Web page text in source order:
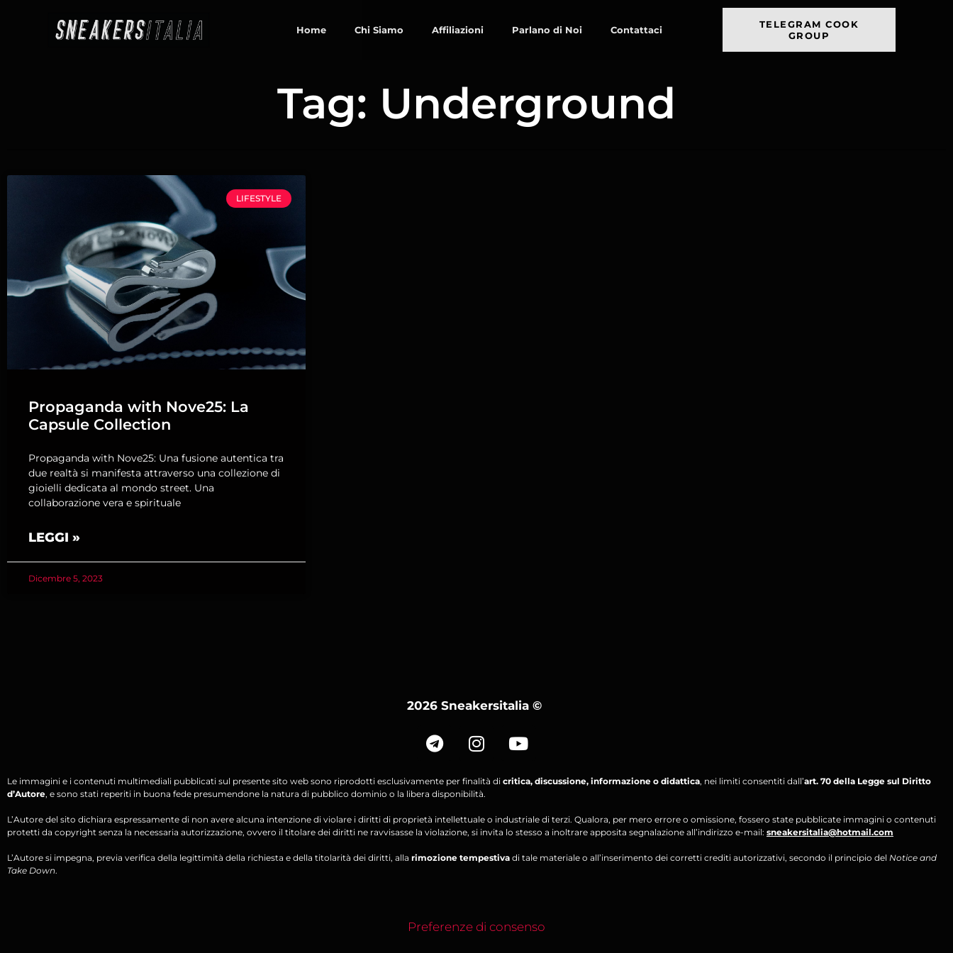
Home Chi Siamo Affiliazioni Parlano di Noi Contattaci
TELEGRAM COOK
GROUP
Tag: Underground
LIFESTYLE
Propaganda with Nove25: La
Capsule Collection
Propaganda with Nove25: Una fusione autentica tra
due realtà si manifesta attraverso una collezione di
gioielli dedicata al mondo street. Una
collaborazione vera e spirituale
LEGGI »
Dicembre 5, 2023
2026 Sneakersitalia©
Le immagini e i contenuti multimediali pubblicati sul presente sito web sono riprodotti esclusivamente per finalità di critica, discussione, informazione o didattica, nei limiti consentiti dall’art. 70 della Legge sul Diritto
d’Autore, e sono stati reperiti in buona fede presumendone la natura di pubblico dominio o la libera disponibilità.
L’Autore del sito dichiara espressamente di non avere alcuna intenzione di violare i diritti di proprietà intellettuale o industriale di terzi. Qualora, per mero errore o omissione, fossero state pubblicate immagini o contenuti
protetti da copyright senza la necessaria autorizzazione, ovvero il titolare dei diritti ne ravvisasse la violazione, si invita lo stesso a inoltrare apposita segnalazione all’indirizzo e-mail: sneakersitalia@hotmail.com
L’Autore si impegna, previa verifica della legittimità della richiesta e della titolarità dei diritti, alla rimozione tempestiva di tale materiale o all’inserimento dei corretti crediti autorizzativi, secondo il principio del Notice and
Take Down.
Preferenze di consenso